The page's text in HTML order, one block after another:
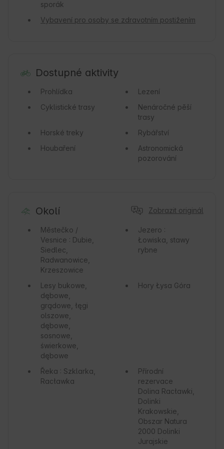
sporák
Vybavení pro osoby se zdravotním postižením
Dostupné aktivity
Prohlídka
Lezení
Cyklistické trasy
Nenáročné pěší
trasy
Horské treky
Rybářství
Houbaření
Astronomická
pozorování
Okolí Zobrazit originál
Městečko /
Vesnice : Dubie,
Siedlec,
Radwanowice,
Krzeszowice
Jezero :
Łowiska, stawy
rybne
Lesy bukowe,
dębowe,
grądowe, łęgi
olszowe,
dębowe,
sosnowe,
świerkowe,
dębowe
Hory Łysa Góra
Řeka : Szklarka,
Racławka
Přírodní
rezervace
Dolina Racławki,
Dolinki
Krakowskie,
Obszar Natura
2000 Dolinki
Jurajskie